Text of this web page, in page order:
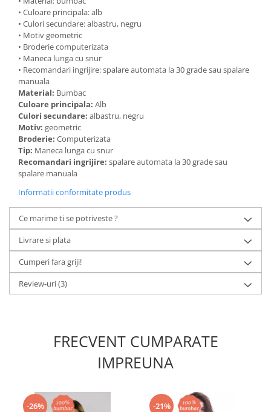
• Culoare principala: alb
• Culori secundare: albastru, negru
• Motiv geometric
• Broderie computerizata
• Maneca lunga cu snur
• Recomandari ingrijire: spalare automata la 30 grade sau spalare
manuala
Material: Bumbac
Culoare principala: Alb
Culori secundare: albastru, negru
Motiv: geometric
Broderie: Computerizata
Tip: Maneca lunga cu snur
Recomandari ingrijire: spalare automata la 30 grade sau
spalare manuala
Informatii conformitate produs
Ce marime ti se potriveste ?
Livrare si plata
Cumperi fara griji!
Review-uri(3)
FRECVENT CUMPARATE
IMPREUNA
-26% -21%